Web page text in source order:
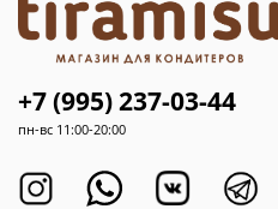
+7 (995) 237-03-44
пн-вс 11:00-20:00